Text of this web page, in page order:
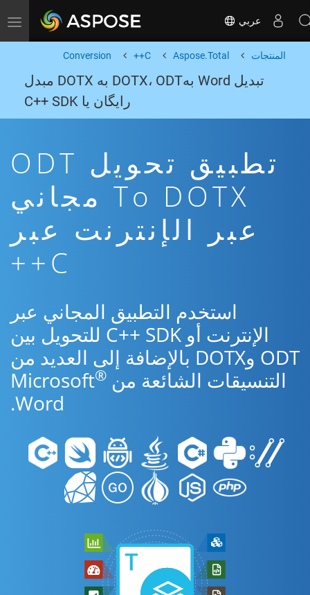
Toggle navigation عربي
المنتجات Aspose.Total
C++
Conversion
تبدیل Word بهDOTX، ODT به DOTX مبدل
رایگان یا C++ SDK
تطبيق تحويل ODT
To DOTX مجاني
عبر الإنترنت عبر
C++
استخدم التطبيق المجاني عبر
الإنترنت أو C++ SDK للتحويل بين
ODT وDOTX بالإضافة إلى العديد من
التنسيقات الشائعة من Microsoft ®
Word.